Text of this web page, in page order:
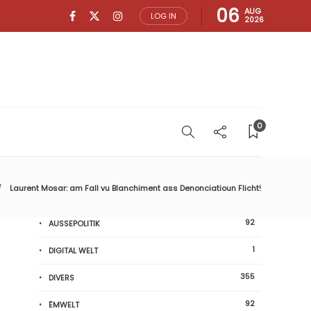
LOG IN 06 AUG
2026
0
Laurent Mosar: am Fall vu Blanchiment ass Denonciatioun Flicht!
AUSSEPOLITIK 92
DIGITAL WELT 1
DIVERS 355
ËMWELT 92